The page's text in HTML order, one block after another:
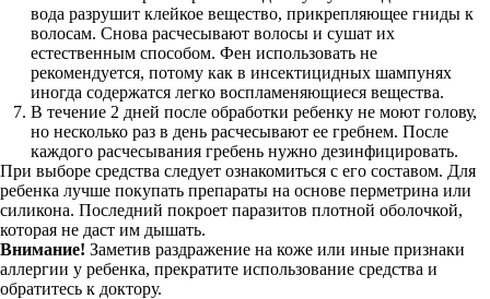
вода разрушит клейкое вещество, прикрепляющее гниды к
волосам. Снова расчесывают волосы и сушат их
естественным способом. Фен использовать не
рекомендуется, потому как в инсектицидных шампунях
иногда содержатся легко воспламеняющиеся вещества.
В течение 2 дней после обработки ребенку не моют голову,
но несколько раз в день расчесывают ее гребнем. После
каждого расчесывания гребень нужно дезинфицировать.
При выборе средства следует ознакомиться с его составом. Для
ребенка лучше покупать препараты на основе перметрина или
силикона. Последний покроет паразитов плотной оболочкой,
которая не даст им дышать.
Внимание! Заметив раздражение на коже или иные признаки
аллергии у ребенка, прекратите использование средства и
обратитесь к доктору.